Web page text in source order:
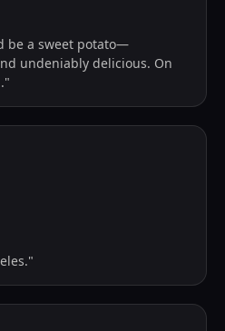
be a sweet potato—
undeniably delicious. On
"
"